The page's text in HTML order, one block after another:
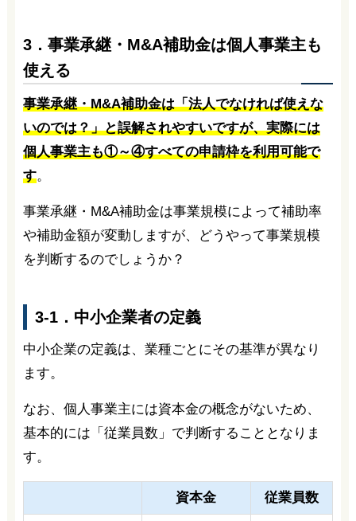
3．事業承継・M&A補助金は個人事業主も
使える
事業承継・M&A補助金は「法人でなければ使えな
いのでは？」と誤解されやすいですが、実際には
個人事業主も①～④すべての申請枠を利用可能で
す。
事業承継・M&A補助金は事業規模によって補助率
や補助金額が変動しますが、どうやって事業規模
を判断するのでしょうか？
3-1．中小企業者の定義
中小企業の定義は、業種ごとにその基準が異なり
ます。
なお、個人事業主には資本金の概念がないため、
基本的には「従業員数」で判断することとなりま
す。
資本金 従業員数